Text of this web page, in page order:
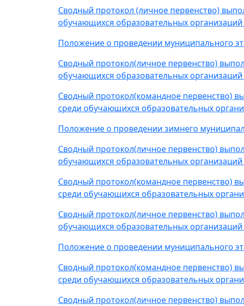
Сводный протокол (личное первенство)
обучающихся образовательных организаций
Положение о проведении муниципального
Сводный протокол(личное первенство)
обучающихся образовательных организаций
Сводный протокол(командное первенство)
среди обучающихся образовательных
Положение о проведении зимнего
Сводный протокол(личное первенство)
обучающихся образовательных организаций
Сводный протокол(командное первенство)
среди обучающихся образовательных
Сводный протокол(личное первенство)
обучающихся образовательных организаций
Положение о проведении муниципального
Сводный протокол(командное первенство)
среди обучающихся образовательных
Сводный протокол(личное первенство)